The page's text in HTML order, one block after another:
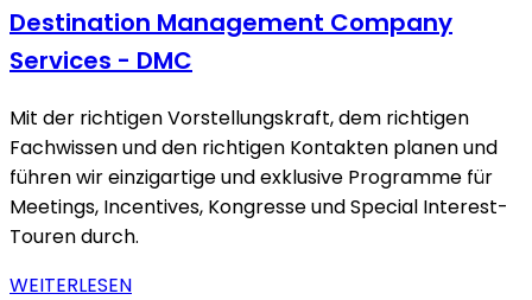
Destination Management Company
Services - DMC
Mit der richtigen Vorstellungskraft, dem richtigen
Fachwissen und den richtigen Kontakten planen und
führen wir einzigartige und exklusive Programme für
Meetings, Incentives, Kongresse und Special Interest-
Touren durch.
WEITERLESEN